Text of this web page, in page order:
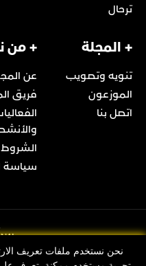
ترحال
+ المجلة
تنويه وتصويب
الموزعون
اتصل بنا
+ من
عن
فريق
الشروط
سياسة
نحن نستخدم ملفات تعريف